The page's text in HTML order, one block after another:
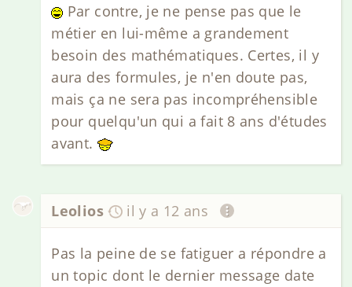
Par contre, je ne pense pas que le
métier en lui-même a grandement
besoin des mathématiques. Certes, il y
aura des formules, je n'en doute pas,
mais ça ne sera pas incompréhensible
pour quelqu'un qui a fait 8 ans d'études
avant.
Leolios il y a 12 ans
Pas la peine de se fatiguer a répondre a
un topic dont le dernier message date